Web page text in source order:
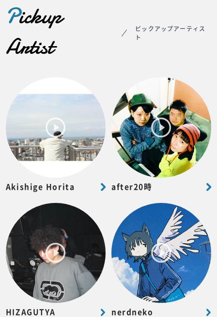
Pickup
Artist
ピックアップアーティス
ト
Akishige Horita after20時
HIZAGUTYA nerdneko